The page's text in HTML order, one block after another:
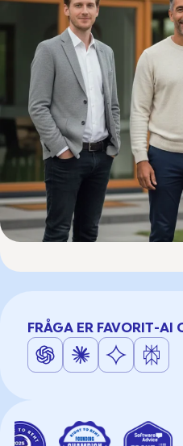
FRÅGA ER FAVORIT-AI